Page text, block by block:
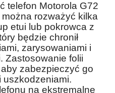
telefon Motorola G72
rozważyć kilka
etui lub pokrowca z
będzie chronił
zarysowaniami i
Zastosowanie folii
zabezpieczyć go
uszkodzeniami.
na ekstremalne